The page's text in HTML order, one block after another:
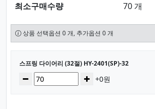
최소구매수량
70 개
상품 선택옵션 0 개, 추가옵션 0 개
선택된 옵션
스프링 다이어리 (32절) HY-2401(SP)-32
수량감소 증가+0원